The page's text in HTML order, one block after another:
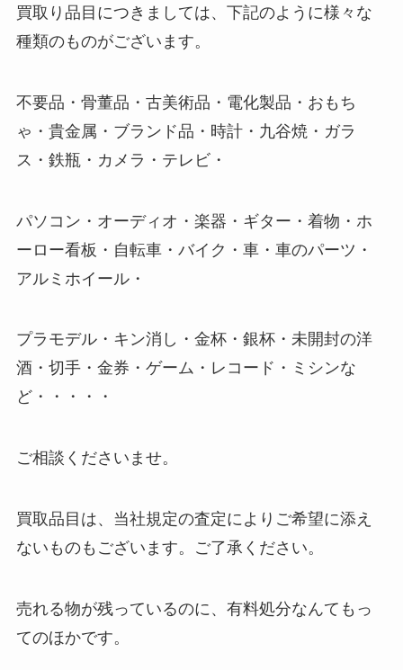
買取り品目につきましては、下記のように様々な
種類のものがございます。
不要品・骨董品・古美術品・電化製品・おもち
ゃ・貴金属・ブランド品・時計・九谷焼・ガラ
ス・鉄瓶・カメラ・テレビ・
パソコン・オーディオ・楽器・ギター・着物・ホ
ーロー看板・自転車・バイク・車・車のパーツ・
アルミホイール・
プラモデル・キン消し・金杯・銀杯・未開封の洋
酒・切手・金券・ゲーム・レコード・ミシンな
ど・・・・・
ご相談くださいませ。
買取品目は、当社規定の査定によりご希望に添え
ないものもございます。ご了承ください。
売れる物が残っているのに、有料処分なんてもっ
てのほかです。